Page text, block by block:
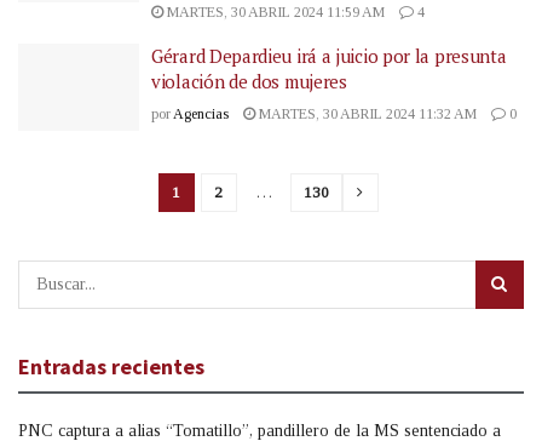
MARTES, 30 ABRIL 2024 11:59 AM
4
Gérard Depardieu irá a juicio por la presunta
violación de dos mujeres
porAgencias MARTES, 30 ABRIL 2024 11:32 AM 0
1 2 … 130
Entradas recientes
PNC captura a alias “Tomatillo”, pandillero de la MS sentenciado a